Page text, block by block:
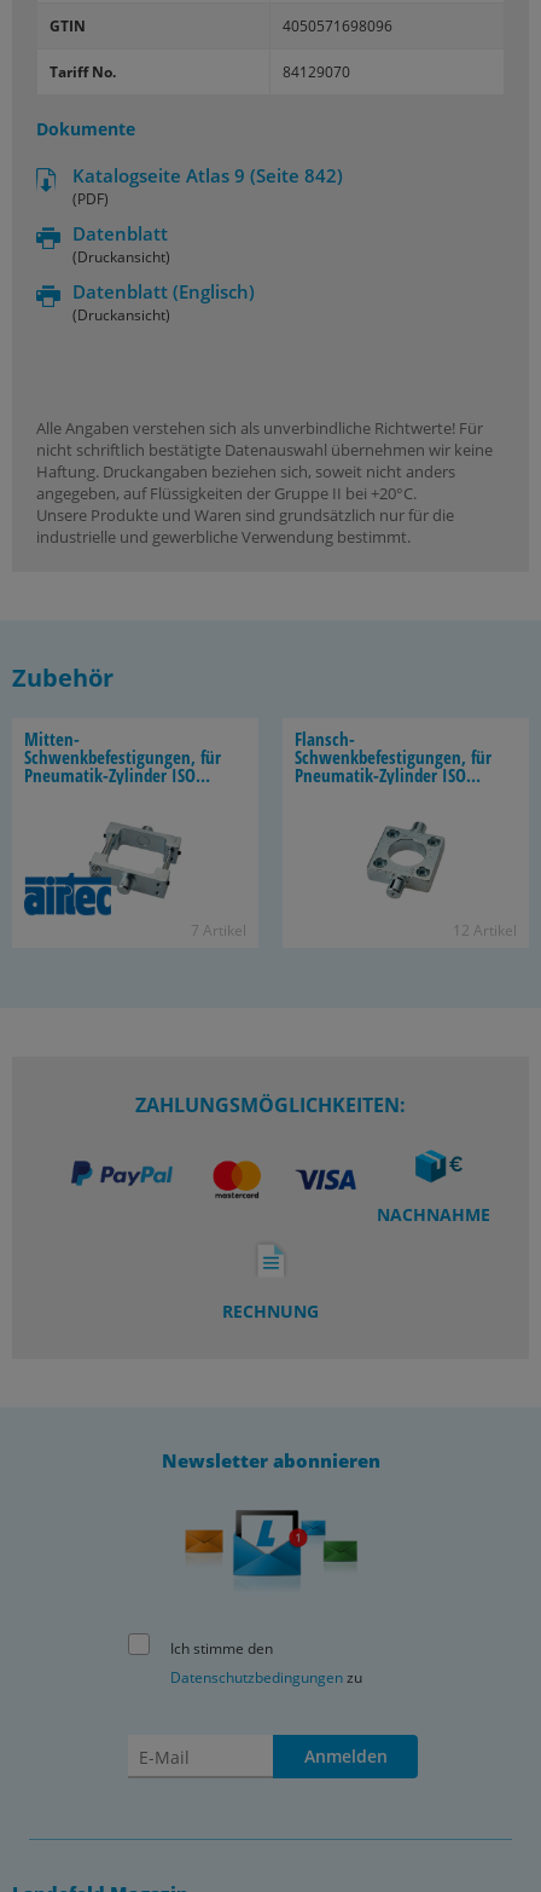
GTIN 4050571698096
Tariff No. 84129070
Dokumente
Katalogseite Atlas 9 (Seite 842)
(PDF)
Datenblatt
(Druckansicht)
Datenblatt (Englisch)
(Druckansicht)
Alle Angaben verstehen sich als unverbindliche Richtwerte! Für
nicht schriftlich bestätigte Datenauswahl übernehmen wir keine
Haftung. Druckangaben beziehen sich, soweit nicht anders
angegeben, auf Flüssigkeiten der Gruppe II bei +20°C.
Unsere Produkte und Waren sind grundsätzlich nur für die
industrielle und gewerbliche Verwendung bestimmt.
Zubehör
Mitten-​
Schwenkbefestigungen, für
Pneumatik-​Zylinder ISO
7 Ar­ti­kel
Flansch-​
Schwenkbefestigungen, für
Pneumatik-​Zylinder ISO
12 Ar­ti­kel
ZAHLUNGSMÖGLICHKEITEN:
NACHNAHME
RECHNUNG
Newsletter abonnieren
Ich stimme den
Datenschutzbedingungenzu
Anmelden